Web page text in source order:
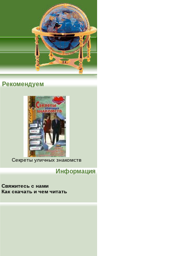
Рекомендуем
Секреты уличных знакомств
Информация
Свяжитесь с нами
Как скачать и чем читать